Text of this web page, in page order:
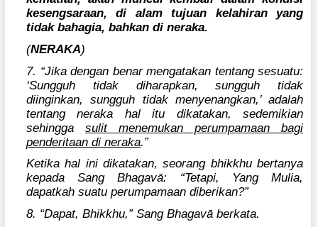
kesengsaraan, di alam tujuan kelahiran yang
tidak bahagia, bahkan di neraka.
(NERAKA)
7. “Jika dengan benar mengatakan tentang sesuatu:
‘Sungguh tidak diharapkan, sungguh tidak
diinginkan, sungguh tidak menyenangkan,’ adalah
tentang neraka hal itu dikatakan, sedemikian
sehinggasulit menemukan perumpamaan bagi
penderitaan di neraka.”
Ketika hal ini dikatakan, seorang bhikkhu bertanya
kepada Sang Bhagavā: “Tetapi, Yang Mulia,
dapatkah suatu perumpamaan diberikan?”
8. “Dapat, Bhikkhu,” Sang Bhagavā berkata.